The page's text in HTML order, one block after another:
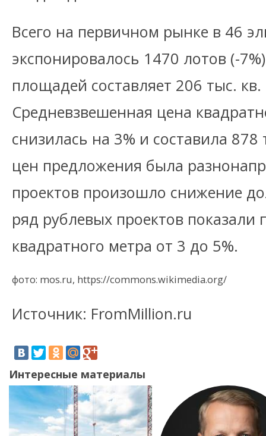
Всего на первичном рынке в 46
экспонировалось 1470 лотов (-
площадей составляет 206 тыс.
Средневзвешенная цена
снизилась на 3% и составила
цен предложения была
проектов произошло снижение
ряд рублевых проектов
квадратного метра от 3 до 5%.
фото: mos.ru, https://commons.wikimedia.org/
Источник: FromMillion.ru
Интересные материалы